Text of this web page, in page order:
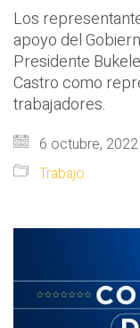
Los
apoyo del
Presidente
Castro como
trabajadores.
6 octubre, 2022
Trabajo